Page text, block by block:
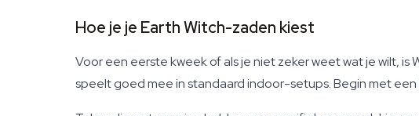
Hoe je je Earth Witch-zaden kiest
Voor een eerste kweek of als je niet zeker weet wat je wilt,
speelt goed mee in standaard indoor-setups. Begin met